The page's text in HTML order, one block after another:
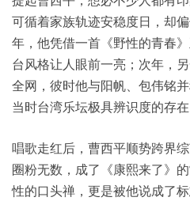
可循着家族轨迹安稳度日，却
年，他凭借一首《野性的青春
台风格让人眼前一亮；次年，
全网，彼时他与阳帆、包伟铭
当时台湾乐坛极具辨识度的存在
唱歌走红后，曹西平顺势跨界
圈粉无数，成了《康熙来了》
性的口头禅，更是被他说成了